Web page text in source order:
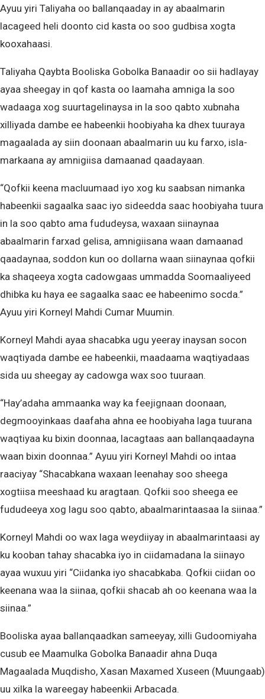
Ayuu yiri Taliyaha oo ballanqaaday in ay abaalmarin
lacageed heli doonto cid kasta oo soo gudbisa xogta
kooxahaasi.
Taliyaha Qaybta Booliska Gobolka Banaadir oo sii hadlayay
ayaa sheegay in qof kasta oo laamaha amniga la soo
wadaaga xog suurtagelinaysa in la soo qabto xubnaha
xilliyada dambe ee habeenkii hoobiyaha ka dhex tuuraya
magaalada ay siin doonaan abaalmarin uu ku farxo, isla-
markaana ay amnigiisa damaanad qaadayaan.
“Qofkii keena macluumaad iyo xog ku saabsan nimanka
habeenkii sagaalka saac iyo sideedda saac hoobiyaha tuura
in la soo qabto ama fududeysa, waxaan siinaynaa
abaalmarin farxad gelisa, amnigiisana waan damaanad
qaadaynaa, soddon kun oo dollarna waan siinaynaa qofkii
ka shaqeeya xogta cadowgaas ummadda Soomaaliyeed
dhibka ku haya ee sagaalka saac ee habeenimo socda.”
Ayuu yiri Korneyl Mahdi Cumar Muumin.
Korneyl Mahdi ayaa shacabka ugu yeeray inaysan socon
waqtiyada dambe ee habeenkii, maadaama waqtiyadaas
sida uu sheegay ay cadowga wax soo tuuraan.
“Hay’adaha ammaanka way ka feejignaan doonaan,
degmooyinkaas daafaha ahna ee hoobiyaha laga tuurana
waqtiyaa ku bixin doonnaa, lacagtaas aan ballanqaadayna
waan bixin doonnaa.” Ayuu yiri Korneyl Mahdi oo intaa
raaciyay “Shacabkana waxaan leenahay soo sheega
xogtiisa meeshaad ku aragtaan. Qofkii soo sheega ee
fududeeya xog lagu soo qabto, abaalmarintaasaa la siinaa.”
Korneyl Mahdi oo wax laga weydiiyay in abaalmarintaasi ay
ku kooban tahay shacabka iyo in ciidamadana la siinayo
ayaa wuxuu yiri “Ciidanka iyo shacabkaba. Qofkii ciidan oo
keenana waa la siinaa, qofkii shacab ah oo keenana waa la
siinaa.”
Booliska ayaa ballanqaadkan sameeyay, xilli Gudoomiyaha
cusub ee Maamulka Gobolka Banaadir ahna Duqa
Magaalada Muqdisho, Xasan Maxamed Xuseen (Muungaab)
uu xilka la wareegay habeenkii Arbacada.